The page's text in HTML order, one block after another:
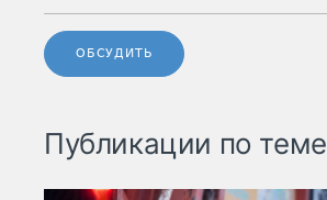
ОБСУДИТЬ
Публикации по теме